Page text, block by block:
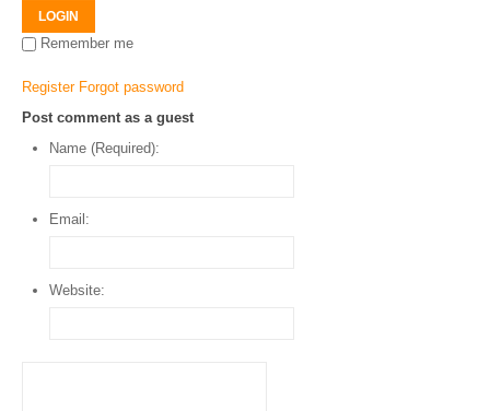
LOGIN
Remember me
Register Forgot password
Post comment as a guest
Name (Required):
Email:
Website: